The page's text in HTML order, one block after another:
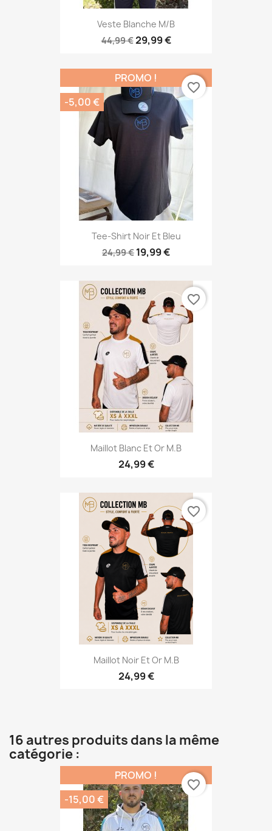
Veste Blanche M/B
44,99 €29,99 €
Tee-Shirt Noir Et Bleu
24,99 € 19,99 €
PROMO !
-5,00 €
favorite_border
Maillot Blanc Et Or M.B
24,99 €
favorite_border
Maillot Noir Et Or M.B
24,99 €
favorite_border
16 autres produits dans la même
catégorie :
PROMO !
-15,00 €
favorite_border